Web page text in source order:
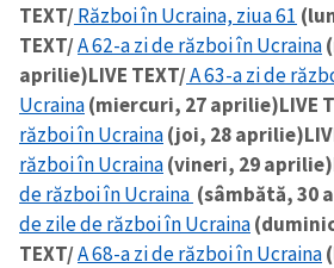
TEXT/Război în Ucraina, ziua 61
TEXT/A 62-a zi de război în Ucraina
aprilie)LIVE TEXT/A 63-a zi de
Ucraina(miercuri, 27 aprilie)LIVE
război în Ucraina(joi, 28 aprilie)
război în Ucraina(vineri, 29 aprilie)
de război în Ucraina (sâmbătă, 30
de zile de război în Ucraina
TEXT/A 68-a zi de război în Ucraina